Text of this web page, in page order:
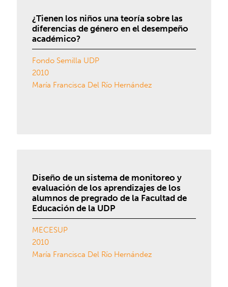
¿Tienen los niños una teoría sobre las
diferencias de género en el desempeño
académico?
Fondo Semilla UDP
2010
María Francisca Del Río Hernández
Diseño de un sistema de monitoreo y
evaluación de los aprendizajes de los
alumnos de pregrado de la Facultad de
Educación de la UDP
MECESUP
2010
María Francisca Del Río Hernández